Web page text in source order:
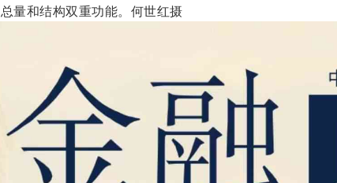
量和结构双重功能。何世红摄